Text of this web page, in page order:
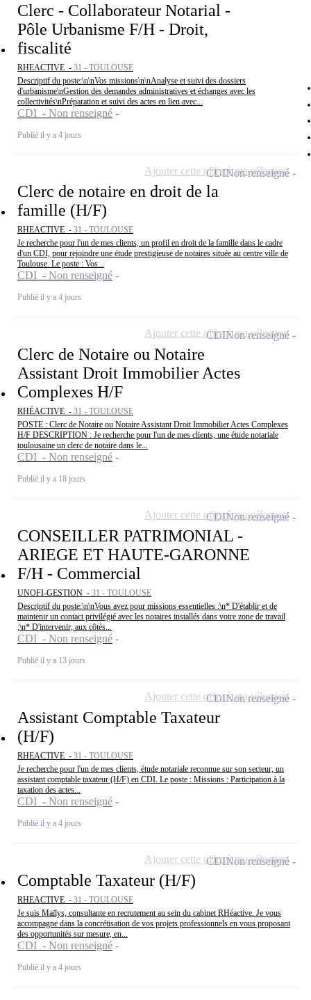
Clerc - Collaborateur Notarial -
Pôle Urbanisme F/H - Droit,
fiscalité
RHEACTIVE - 31 - TOULOUSE
Descriptif du poste:\n\nVos missions\n\nAnalyse et suivi des dossiers
d'urbanisme\nGestion des demandes administratives et échanges avec les
collectivités\nPréparation et suivi des actes en lien avec...
CDI - Non renseigné
Publié il y a 4 jours
Clerc de notaire en droit de la
famille (H/F)
RHEACTIVE - 31 - TOULOUSE
Je recherche pour l'un de mes clients, un profil en droit de la famille dans le cadre
d'un CDI, pour rejoindre une étude prestigieuse de notaires située au centre ville de
Toulouse. Le poste : Vos...
CDI - Non renseigné
Publié il y a 4 jours
CDINon renseigné
Ajouter cette offre à ma sélection
Clerc de Notaire ou Notaire
Assistant Droit Immobilier Actes
Complexes H/F
RHÉACTIVE - 31 - TOULOUSE
POSTE : Clerc de Notaire ou Notaire Assistant Droit Immobilier Actes Complexes
H/F DESCRIPTION : Je recherche pour l'un de mes clients, une étude notariale
toulousaine un clerc de notaire dans le...
CDI - Non renseigné
Publié il y a 18 jours
CDINon renseigné
Ajouter cette offre à ma sélection
CONSEILLER PATRIMONIAL -
ARIEGE ET HAUTE-GARONNE
F/H - Commercial
UNOFI-GESTION - 31 - TOULOUSE
Descriptif du poste:\n\nVous avez pour missions essentielles :\n* D'établir et de
maintenir un contact privilégié avec les notaires installés dans votre zone de travail
;\n* D'intervenir, aux côtés...
CDI - Non renseigné
Publié il y a 13 jours
CDINon renseigné
Ajouter cette offre à ma sélection
Assistant Comptable Taxateur
(H/F)
RHEACTIVE - 31 - TOULOUSE
Je recherche pour l'un de mes clients, étude notariale reconnue sur son secteur, un
assistant comptable taxateur (H/F) en CDI. Le poste : Missions : Participation à la
taxation des actes...
CDI - Non renseigné
Publié il y a 4 jours
CDINon renseigné
Ajouter cette offre à ma sélection
Comptable Taxateur (H/F)
RHEACTIVE - 31 - TOULOUSE
Je suis Maïlys, consultante en recrutement au sein du cabinet RHéactive. Je vous
accompagne dans la concrétisation de vos projets professionnels en vous proposant
des opportunités sur mesure, en...
CDI - Non renseigné
Publié il y a 4 jours
CDINon renseigné
Ajouter cette offre à ma sélection